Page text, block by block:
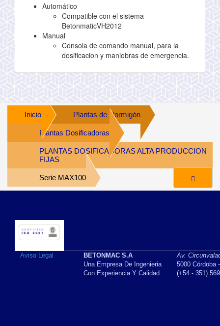
Automático
Compatible con el sistema
BetonmaticVH2012
Manual
Consola de comando manual, para la
dosificacion y maniobras de emergencia.
Inicio Plantas de Hormigón
Plantas Dosificadoras
PLANTAS DOSIFICADORAS ALTA PRODUCCION
FIJAS
Serie MAX100
Aviso Legal
BETONMAC S.A
Una Empresa De Ingenieria
Con Experiencia Y Calidad
Av.
5000 Córdoba
(+54 - 351)